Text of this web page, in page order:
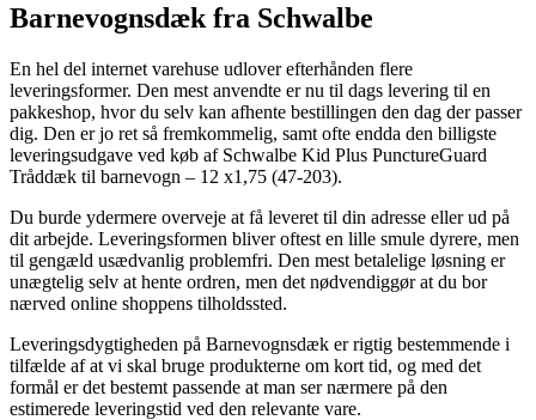
Barnevognsdæk fra Schwalbe
En hel del internet varehuse udlover efterhånden flere
leveringsformer. Den mest anvendte er nu til dags levering til en
pakkeshop, hvor du selv kan afhente bestillingen den dag der passer
dig. Den er jo ret så fremkommelig, samt ofte endda den billigste
leveringsudgave ved køb af Schwalbe Kid Plus PunctureGuard
Tråddæk til barnevogn – 12 x1,75 (47-203).
Du burde ydermere overveje at få leveret til din adresse eller ud på
dit arbejde. Leveringsformen bliver oftest en lille smule dyrere, men
til gengæld usædvanlig problemfri. Den mest betalelige løsning er
unægtelig selv at hente ordren, men det nødvendiggør at du bor
nærved online shoppens tilholdssted.
Leveringsdygtigheden på Barnevognsdæk er rigtig bestemmende i
tilfælde af at vi skal bruge produkterne om kort tid, og med det
formål er det bestemt passende at man ser nærmere på den
estimerede leveringstid ved den relevante vare.